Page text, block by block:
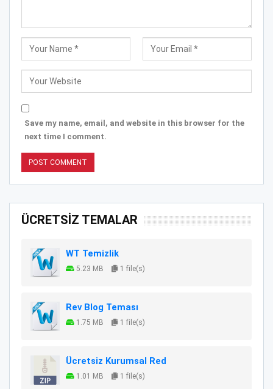
Save my name, email, and website in this browser for the
next time I comment.
ÜCRETSİZ TEMALAR
WT Temizlik
5.23 MB 1 file(s)
Rev Blog Teması
1.75 MB 1 file(s)
Ücretsiz Kurumsal Red
1.01 MB 1 file(s)